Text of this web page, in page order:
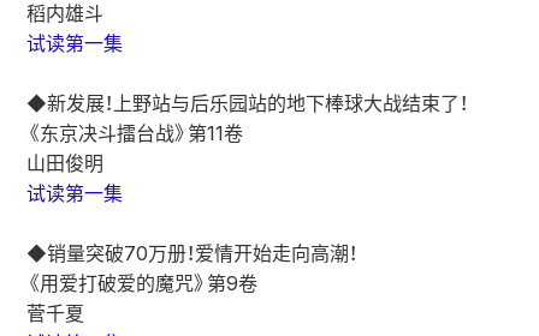
稻内雄斗
试读第一集
◆新发展！上野站与后乐园站的地下棒球大战结束了！
《东京决斗擂台战》第11卷
山田俊明
试读第一集
◆销量突破70万册！爱情开始走向高潮！
《用爱打破爱的魔咒》第9卷
菅千夏